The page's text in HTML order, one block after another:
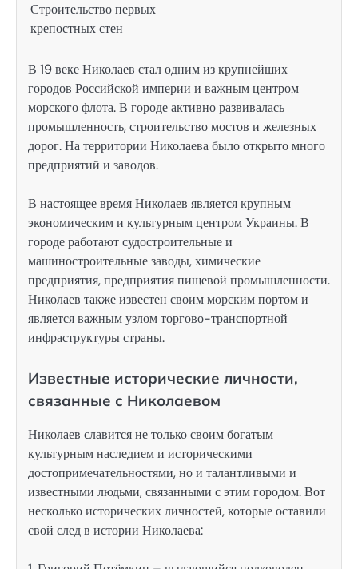
Строительство первых
крепостных стен
В 19 веке Николаев стал одним из крупнейших
городов Российской империи и важным центром
морского флота. В городе активно развивалась
промышленность, строительство мостов и железных
дорог. На территории Николаева было открыто много
предприятий и заводов.
В настоящее время Николаев является крупным
экономическим и культурным центром Украины. В
городе работают судостроительные и
машиностроительные заводы, химические
предприятия, предприятия пищевой промышленности.
Николаев также известен своим морским портом и
является важным узлом торгово-транспортной
инфраструктуры страны.
Известные исторические личности,
связанные с Николаевом
Николаев славится не только своим богатым
культурным наследием и историческими
достопримечательностями, но и талантливыми и
известными людьми, связанными с этим городом. Вот
несколько исторических личностей, которые оставили
свой след в истории Николаева: